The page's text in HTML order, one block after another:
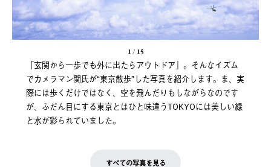
1/ 15
「玄関から一歩でも外に出たらアウトドア」。そんなイズム
でカメラマン関氏が“東京散歩”した写真を紹介します。ま、実
際には歩くだけではなく、空を飛んだりもしながらなのです
が、ふだん目にする東京とはひと味違うTOKYOには美しい緑
と水が彩られていました。
すべての写真を見る